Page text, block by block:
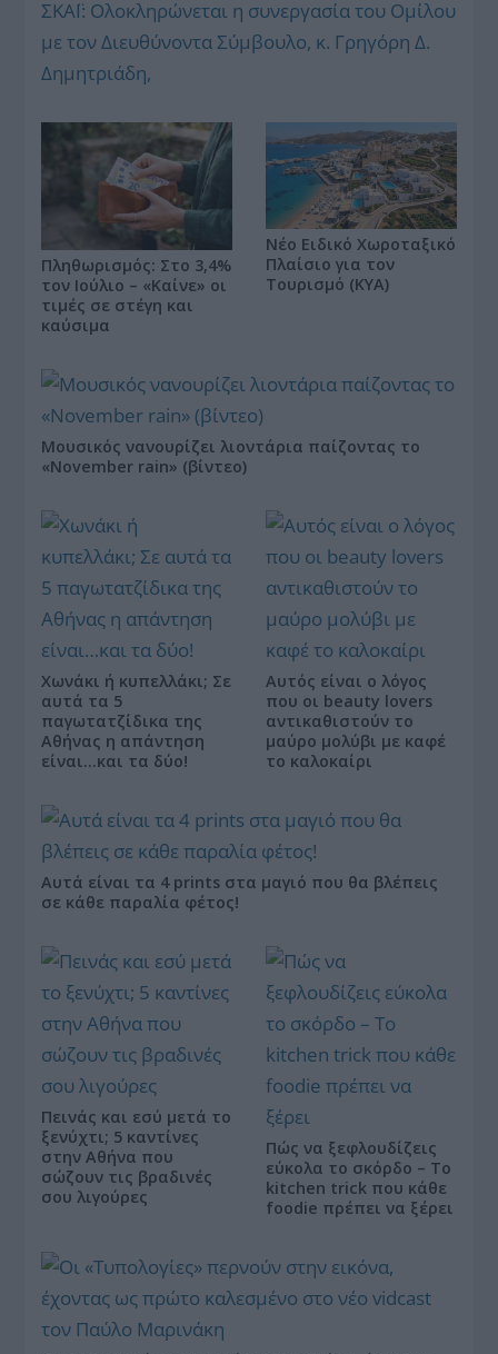
ΣΚΑΪ: Ολοκληρώνεται η συνεργασία του Ομίλου
με τον Διευθύνοντα Σύμβουλο, κ. Γρηγόρη Δ.
Δημητριάδη,
Πληθωρισμός: Στο 3,4%
τον Ιούλιο – «Καίνε» οι
τιμές σε στέγη και
καύσιμα
Νέο Ειδικό Χωροταξικό
Πλαίσιο για τον
Τουρισμό (ΚΥΑ)
Μουσικός νανουρίζει λιοντάρια παίζοντας το
«November rain» (βίντεο)
Χωνάκι ή κυπελλάκι; Σε
αυτά τα 5
παγωτατζίδικα της
Αθήνας η απάντηση
είναι…και τα δύο!
Αυτός είναι ο λόγος
που οι beauty lovers
αντικαθιστούν το
μαύρο μολύβι με καφέ
το καλοκαίρι
Αυτά είναι τα 4 prints στα μαγιό που θα βλέπεις
σε κάθε παραλία φέτος!
Πεινάς και εσύ μετά το
ξενύχτι; 5 καντίνες
στην Αθήνα που
σώζουν τις βραδινές
σου λιγούρες
Πώς να ξεφλουδίζεις
εύκολα το σκόρδο – Το
kitchen trick που κάθε
foodie πρέπει να ξέρει